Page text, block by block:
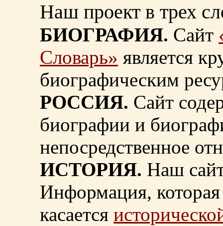
Наш проект в трех
БИОГРАФИЯ. Сайт
Словарь» является
биографическим
РОССИЯ. Сайт
биографии и
непосредственное
ИСТОРИЯ. Наш
Информация, которая
касается